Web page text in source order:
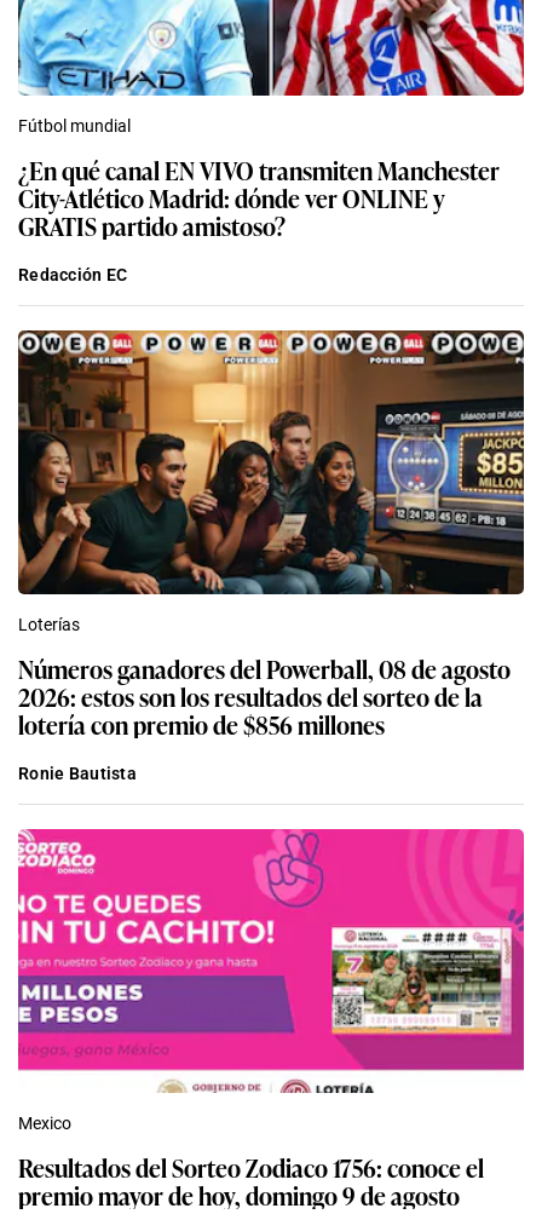
Fútbol mundial
¿En qué canal EN VIVO transmiten Manchester
City-Atlético Madrid: dónde ver ONLINE y
GRATIS partido amistoso?
Redacción EC
Loterías
Números ganadores del Powerball, 08 de agosto
2026: estos son los resultados del sorteo de la
lotería con premio de $856 millones
Ronie Bautista
Mexico
Resultados del Sorteo Zodiaco 1756: conoce el
premio mayor de hoy, domingo 9 de agosto